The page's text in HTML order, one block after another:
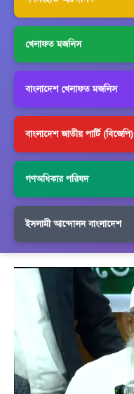
খেলাফত মজলিস
বাংলাদেশ খেলাফত মজলিস
বাংলাদেশ জাতীয় পার্টি (বিজেপি)
গণঅধিকার পরিষদ
ইসলামী আন্দোলন বাংলাদেশ